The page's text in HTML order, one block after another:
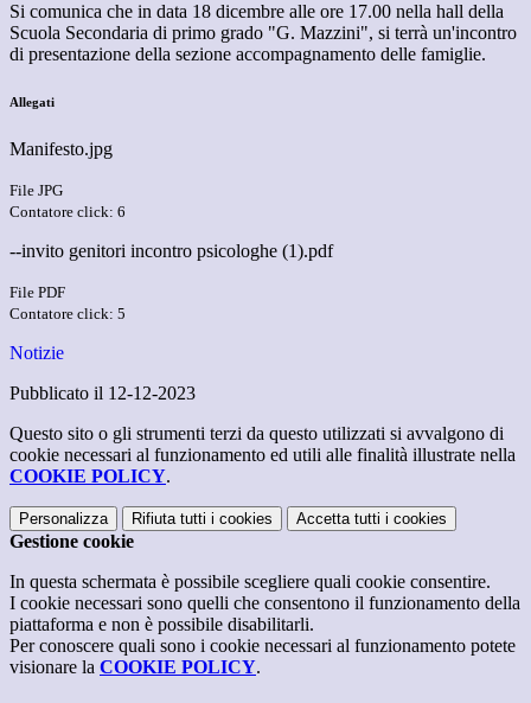
Si comunica che in data 18 dicembre alle ore 17.00 nella hall della
Scuola Secondaria di primo grado "G. Mazzini", si terrà un'incontro
di presentazione della sezione accompagnamento delle famiglie.
Allegati
Manifesto.jpg
File JPG
Contatore click: 6
--invito genitori incontro psicologhe (1).pdf
File PDF
Contatore click: 5
Notizie
Pubblicato il 12-12-2023
Questo sito o gli strumenti terzi da questo utilizzati si avvalgono di
cookie necessari al funzionamento ed utili alle finalità illustrate nella
COOKIE POLICY.
Personalizza Rifiuta tutti i cookies Accetta tutti i cookies
Gestione cookie
In questa schermata è possibile scegliere quali cookie consentire.
I cookie necessari sono quelli che consentono il funzionamento della
piattaforma e non è possibile disabilitarli.
Per conoscere quali sono i cookie necessari al funzionamento potete
visionare la COOKIE POLICY.